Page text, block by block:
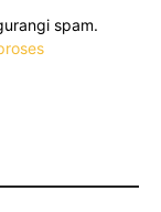
spam.